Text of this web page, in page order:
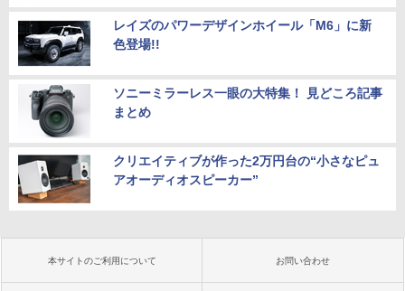
レイズのパワーデザインホイール「M6」に新
色登場!!
ソニーミラーレス一眼の大特集！ 見どころ記事
まとめ
クリエイティブが作った2万円台の“小さなピュ
アオーディオスピーカー”
本サイトのご利用について お問い合わせ